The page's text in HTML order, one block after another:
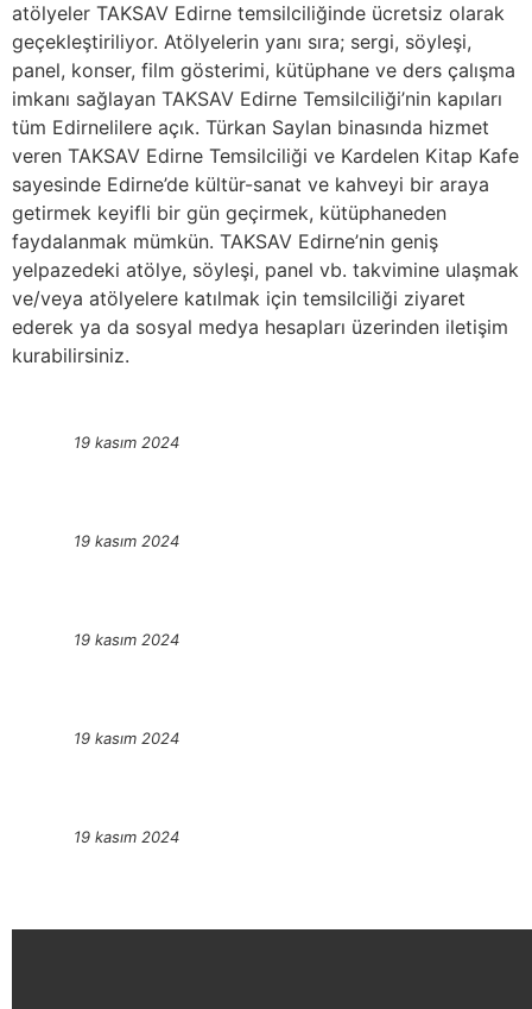
atölyeler TAKSAV Edirne temsilciliğinde ücretsiz olarak
geçekleştiriliyor. Atölyelerin yanı sıra; sergi, söyleşi,
panel, konser, film gösterimi, kütüphane ve ders çalışma
imkanı sağlayan TAKSAV Edirne Temsilciliği’nin kapıları
tüm Edirnelilere açık. Türkan Saylan binasında hizmet
veren TAKSAV Edirne Temsilciliği ve Kardelen Kitap Kafe
sayesinde Edirne’de kültür-sanat ve kahveyi bir araya
getirmek keyifli bir gün geçirmek, kütüphaneden
faydalanmak mümkün. TAKSAV Edirne’nin geniş
yelpazedeki atölye, söyleşi, panel vb. takvimine ulaşmak
ve/veya atölyelere katılmak için temsilciliği ziyaret
ederek ya da sosyal medya hesapları üzerinden iletişim
kurabilirsiniz.
19 kasım 2024
19 kasım 2024
19 kasım 2024
19 kasım 2024
19 kasım 2024